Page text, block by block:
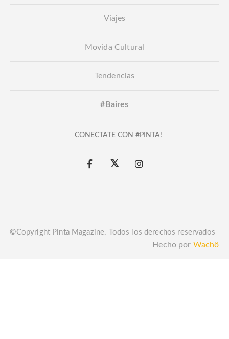
Viajes
Movida Cultural
Tendencias
#Baires
CONECTATE CON #PINTA!
©Copyright Pinta Magazine. Todos los derechos reservados
Hecho por Wachö